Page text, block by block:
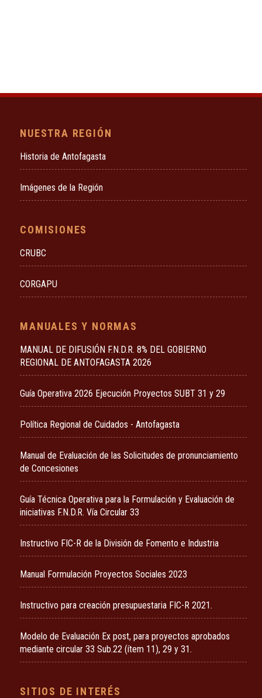
NUESTRA REGIÓN
Historia de Antofagasta
Imágenes de la Región
COMISIONES
CRUBC
CORGAPU
MANUALES Y NORMAS
MANUAL DE DIFUSIÓN F.N.D.R. 8% DEL GOBIERNO
REGIONAL DE ANTOFAGASTA 2026
Guía Operativa 2026 Ejecución Proyectos SUBT 31 y 29
Política Regional de Cuidados - Antofagasta
Manual de Evaluación de las Solicitudes de pronunciamiento
de Concesiones
Guía Técnica Operativa para la Formulación y Evaluación de
iniciativas F.N.D.R. Vía Circular 33
Instructivo FIC-R de la División de Fomento e Industria
Manual Formulación Proyectos Sociales 2023
Instructivo para creación presupuestaria FIC-R 2021.
Modelo de Evaluación Ex post, para proyectos aprobados
mediante circular 33 Sub.22 (ítem 11), 29 y 31.
SITIOS DE INTERÉS